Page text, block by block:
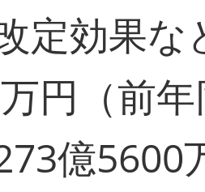
定効果
円（前
億5600